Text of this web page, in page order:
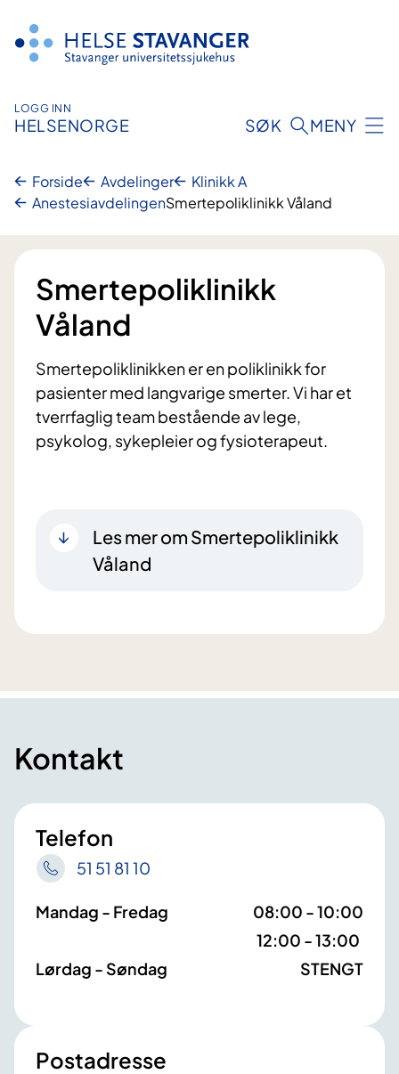
innhold
LOGG INN
HELSENORGE SØK MENY
Forside Avdelinger
Klinikk A
AnestesiavdelingenSmertepoliklinikk Våland
Smertepoliklinikk
Våland
Smertepoliklinikken er en poliklinikk for
pasienter med langvarige smerter. Vi har et
tverrfaglig team bestående av lege,
psykolog, sykepleier og fysioterapeut.
Les mer om Smertepoliklinikk
Våland
Kontakt
Telefon
51 51 81 10
Mandag - Fredag
08:00 - 10:00
12:00 - 13:00
Lørdag - Søndag
STENGT
Postadresse